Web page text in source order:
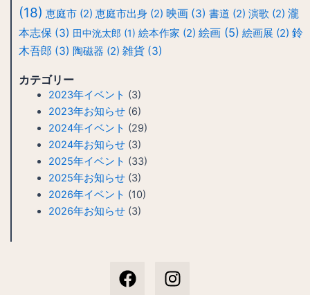
(18) 恵庭市(2) 恵庭市出身 (2) 映画(3) 書道 (2) 演歌 (2) 瀧
本志保 (3) 田中洸太郎 (1) 絵本作家 (2) 絵画(5) 絵画展 (2) 鈴
木吾郎 (3) 陶磁器 (2) 雑貨(3)
カテゴリー
2023年イベント (3)
2023年お知らせ (6)
2024年イベント (29)
2024年お知らせ (3)
2025年イベント (33)
2025年お知らせ (3)
2026年イベント (10)
2026年お知らせ (3)
a
c
n
s